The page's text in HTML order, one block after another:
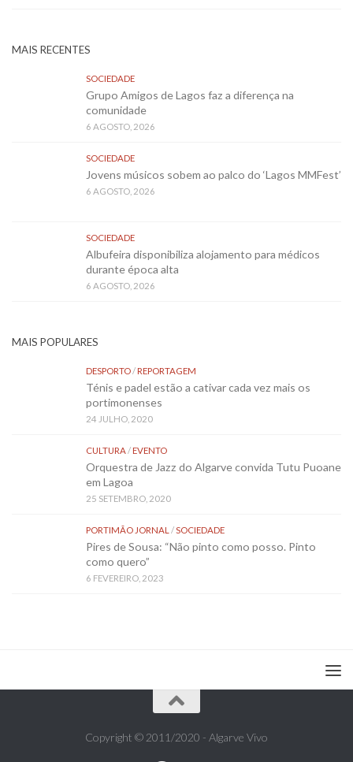
MAIS RECENTES
SOCIEDADE
Grupo Amigos de Lagos faz a diferença na
comunidade
6 AGOSTO, 2026
SOCIEDADE
Jovens músicos sobem ao palco do ‘Lagos MMFest’
6 AGOSTO, 2026
SOCIEDADE
Albufeira disponibiliza alojamento para médicos
durante época alta
6 AGOSTO, 2026
MAIS POPULARES
DESPORTO/REPORTAGEM
Ténis e padel estão a cativar cada vez mais os
portimonenses
24 JULHO, 2020
CULTURA/EVENTO
Orquestra de Jazz do Algarve convida Tutu Puoane
em Lagoa
25 SETEMBRO, 2020
PORTIMÃO JORNAL /SOCIEDADE
Pires de Sousa: “Não pinto como posso. Pinto
como quero”
6 FEVEREIRO, 2023
Copyright © 2011/2020 - Algarve Vivo